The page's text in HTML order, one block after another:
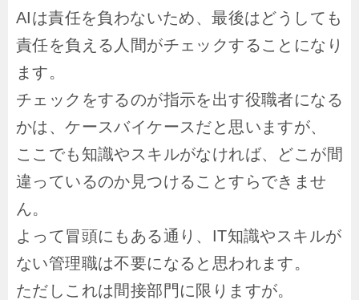
AIは責任を負わないため、最後はどうしても
責任を負える人間がチェックすることになり
ます。
チェックをするのが指示を出す役職者になる
かは、ケースバイケースだと思いますが、
ここでも知識やスキルがなければ、どこが間
違っているのか見つけることすらできませ
ん。
よって冒頭にもある通り、IT知識やスキルが
ない管理職は不要になると思われます。
ただしこれは間接部門に限りますが。